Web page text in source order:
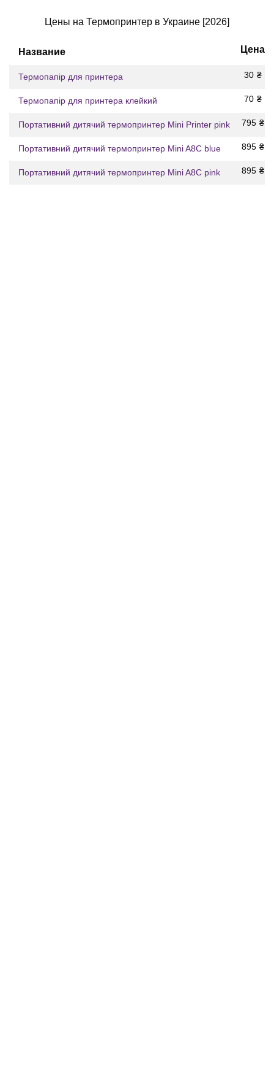
Цены на Термопринтер в Украине [2026]
Название Цена
Термопапір для принтера 30 ₴
Термопапір для принтера клейкий 70 ₴
Портативний дитячий термопринтер Mini Printer pink 795 ₴
Портативний дитячий термопринтер Mini A8C blue 895 ₴
Портативний дитячий термопринтер Mini A8C pink 895 ₴